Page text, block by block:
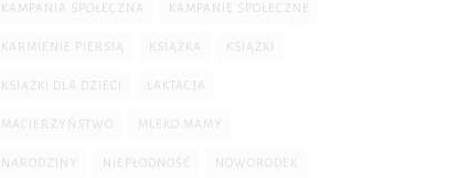
KAMPANIA SPOŁECZNA KAMPANIE SPOŁECZNE
KARMIENIE PIERSIĄ KSIĄŻKA KSIĄŻKI
KSIĄŻKI DLA DZIECI LAKTACJA
MACIERZYŃSTWO MLEKO MAMY
NARODZINY NIEPŁODNOŚĆ NOWORODEK